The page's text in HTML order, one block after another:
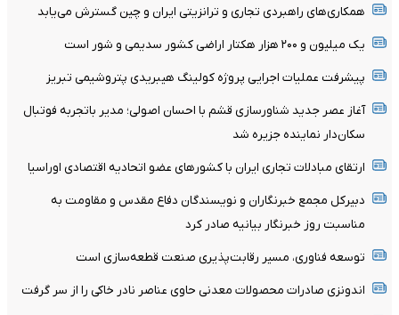
همکاری‌های راهبردی تجاری و ترانزیتی ایران و چین گسترش می‌یابد
یک میلیون و ۲۰۰ هزار هکتار اراضی کشور سدیمی و شور است
پیشرفت عملیات اجرایی پروژه کولینگ هیبریدی پتروشیمی تبریز
آغاز عصر جدید شناورسازی قشم با احسان اصولی؛ مدیر باتجربه فوتبال
سکان‌دار نماینده جزیره شد
ارتقای مبادلات تجاری ایران با کشورهای عضو اتحادیه اقتصادی اوراسیا
دبیرکل مجمع خبرنگاران و نویسندگان دفاع مقدس و مقاومت به
مناسبت روز خبرنگار بیانیه صادر کرد
توسعه فناوری، مسیر رقابت‌پذیری صنعت قطعه‌سازی است
اندونزی صادرات محصولات معدنی حاوی عناصر نادر خاکی را از سر گرفت